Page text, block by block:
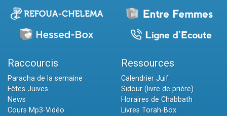
Raccourcis
Paracha de la semaine
Fêtes Juives
News
Cours Mp3-Vidéo
Ressources
Calendrier Juif
Sidour (livre de prière)
Horaires de Chabbath
Livres Torah-Box